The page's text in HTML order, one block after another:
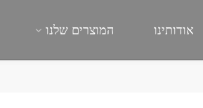
אודותינו המוצרים שלנו